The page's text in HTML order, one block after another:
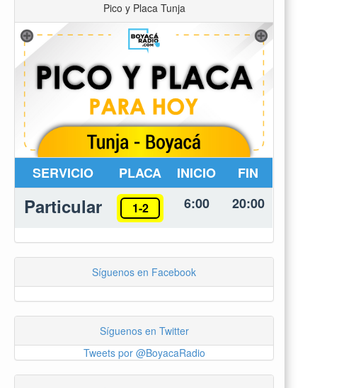
Pico y Placa Tunja
SERVICIO PLACA INICIO FIN
Particular 1-2 6:00 20:00
Síguenos en Facebook
Síguenos en Twitter
Tweets por @BoyacaRadio